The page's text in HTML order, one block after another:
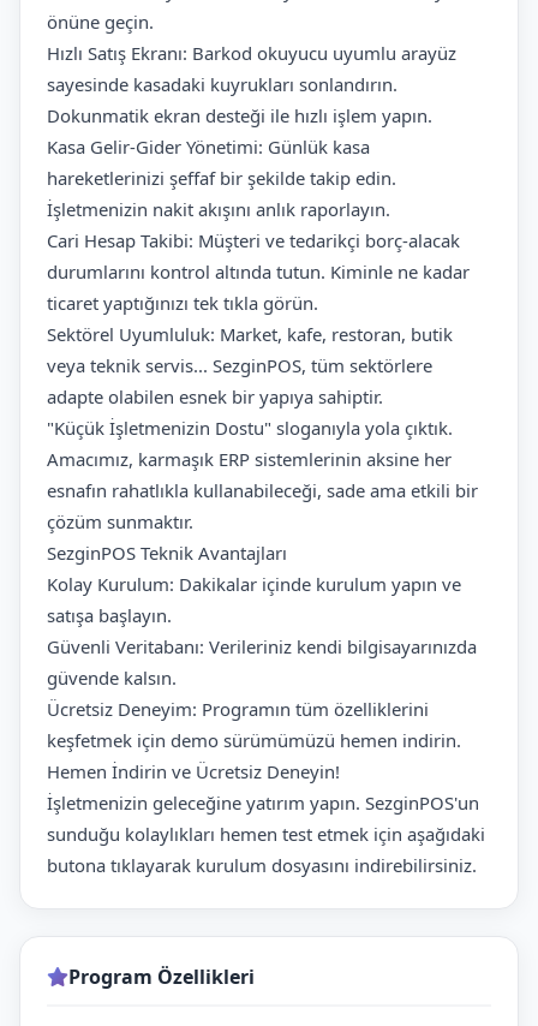
önüne geçin.
Hızlı Satış Ekranı: Barkod okuyucu uyumlu arayüz
sayesinde kasadaki kuyrukları sonlandırın.
Dokunmatik ekran desteği ile hızlı işlem yapın.
Kasa Gelir-Gider Yönetimi: Günlük kasa
hareketlerinizi şeffaf bir şekilde takip edin.
İşletmenizin nakit akışını anlık raporlayın.
Cari Hesap Takibi: Müşteri ve tedarikçi borç-alacak
durumlarını kontrol altında tutun. Kiminle ne kadar
ticaret yaptığınızı tek tıkla görün.
Sektörel Uyumluluk: Market, kafe, restoran, butik
veya teknik servis... SezginPOS, tüm sektörlere
adapte olabilen esnek bir yapıya sahiptir.
"Küçük İşletmenizin Dostu" sloganıyla yola çıktık.
Amacımız, karmaşık ERP sistemlerinin aksine her
esnafın rahatlıkla kullanabileceği, sade ama etkili bir
çözüm sunmaktır.
SezginPOS Teknik Avantajları
Kolay Kurulum: Dakikalar içinde kurulum yapın ve
satışa başlayın.
Güvenli Veritabanı: Verileriniz kendi bilgisayarınızda
güvende kalsın.
Ücretsiz Deneyim: Programın tüm özelliklerini
keşfetmek için demo sürümümüzü hemen indirin.
Hemen İndirin ve Ücretsiz Deneyin!
İşletmenizin geleceğine yatırım yapın. SezginPOS'un
sunduğu kolaylıkları hemen test etmek için aşağıdaki
butona tıklayarak kurulum dosyasını indirebilirsiniz.
Program Özellikleri